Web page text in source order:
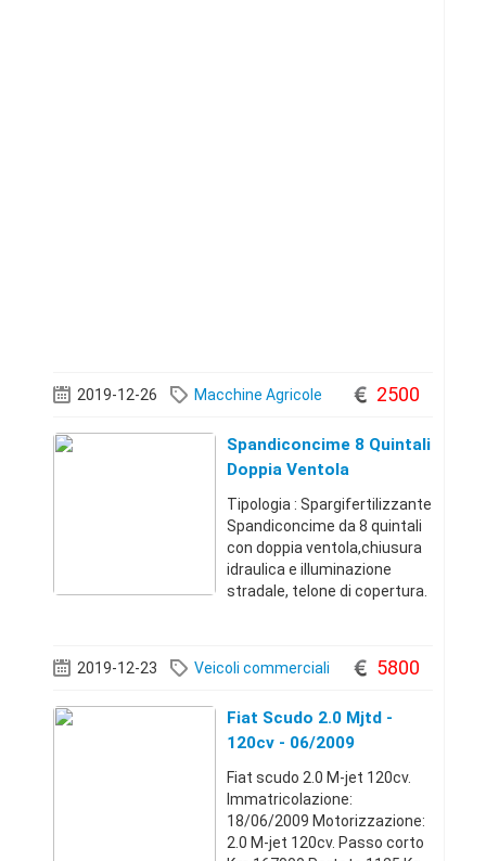
2019-12-26 Macchine Agricole 2500
Spandiconcime 8 Quintali
Doppia Ventola
Tipologia : Spargifertilizzante
Spandiconcime da 8 quintali
con doppia ventola,chiusura
idraulica e illuminazione
stradale, telone di copertura.
sale ( disponibili anche con
capienze da 600 a 12
2019-12-23 Veicoli commerciali 5800
Fiat Scudo 2.0 Mjtd -
120cv - 06/2009
Fiat scudo 2.0 M-jet 120cv.
Immatricolazione:
18/06/2009 Motorizzazione:
2.0 M-jet 120cv. Passo corto